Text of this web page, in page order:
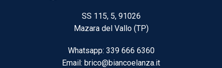
SS 115, 5, 91026
Mazara del Vallo (TP)
Whatsapp: 339 666 6360
Email: brico@biancoelanza.it